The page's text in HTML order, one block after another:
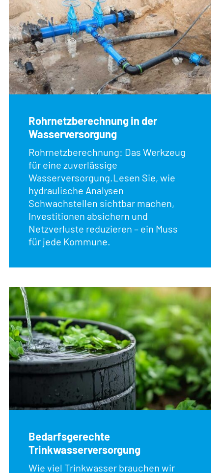
Rohrnetzberechnung in der
Wasserversorgung
Rohrnetzberechnung: Das Werkzeug
für eine zuverlässige
Wasserversorgung.Lesen Sie, wie
hydraulische Analysen
Schwachstellen sichtbar machen,
Investitionen absichern und
Netzverluste reduzieren – ein Muss
für jede Kommune.
Bedarfsgerechte
Trinkwasserversorgung
Wie viel Trinkwasser brauchen wir